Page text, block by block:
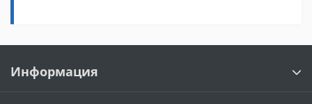
Информация